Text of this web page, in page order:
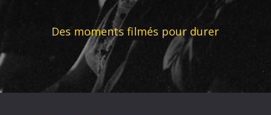
Des moments filmés pour durer